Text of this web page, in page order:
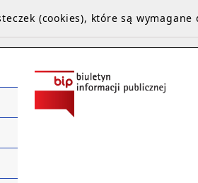
(cookies), które są